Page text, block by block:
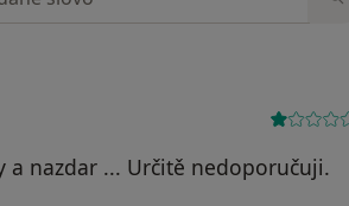
a nazdar ... Určitě nedoporučuji.